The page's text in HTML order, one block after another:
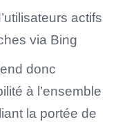
actifs
via Bing
donc
à l’ensemble
la portée de